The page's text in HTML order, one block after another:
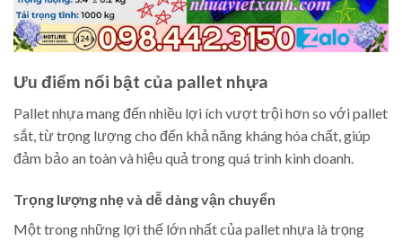
Ưu điểm nổi bật của pallet nhựa
Pallet nhựa mang đến nhiều lợi ích vượt trội hơn so với pallet
sắt, từ trọng lượng cho đến khả năng kháng hóa chất, giúp
đảm bảo an toàn và hiệu quả trong quá trình kinh doanh.
Trọng lượng nhẹ và dễ dàng vận chuyển
Một trong những lợi thế lớn nhất của pallet nhựa là trọng